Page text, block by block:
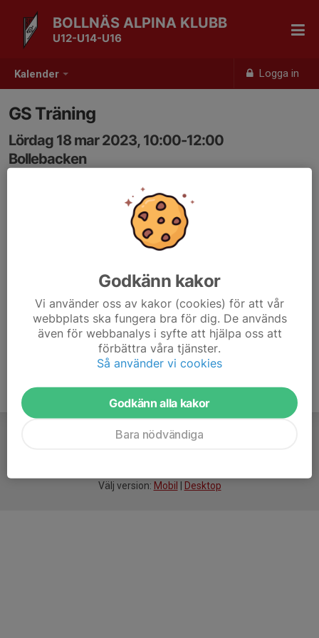
Kalender Logga in
BOLLNÄS ALPINA KLUBB
U12-U14-U16
GS Träning
Lördag 18 mar 2023, 10:00-12:00
Bollebacken
Samling: 10:00, SL Träning
Välj version: Mobil Desktop
Godkänn kakor
Vi använder oss av kakor (cookies) för att vår
webbplats ska fungera bra för dig. De används
även för webbanalys i syfte att hjälpa oss att
förbättra våra tjänster.
Så använder vi cookies
Godkänn alla kakor
Bara nödvändiga